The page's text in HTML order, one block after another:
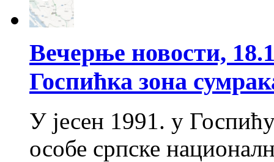
Вечерње новости,
Госпићка зона
У јесен 1991. у
особе српске